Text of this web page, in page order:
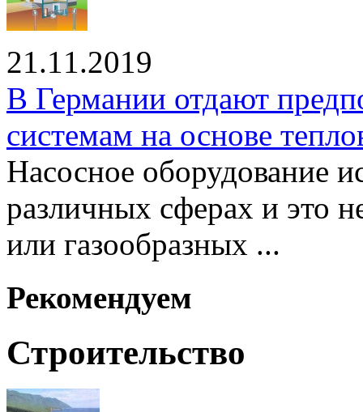
21.11.2019
В Германии отдают
системам на основе
Насосное оборудование
различных сферах и это
или газообразных ...
Рекомендуем
Строительство